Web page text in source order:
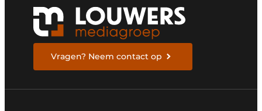
Vragen? Neem contact op